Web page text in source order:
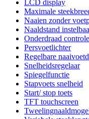
LCD display
Maximale
Naaien zonder
Naaldstand
Onderdraad controle
Persvoetlichter
Regelbare
Snelheidsregelaar
Spiegelfunctie
Stapvoets snelheid
Start/ stop toets
TFT touchscreen